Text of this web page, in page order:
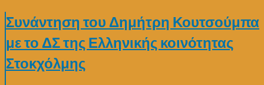
Συνάντηση του Δημήτρη Κουτσούμπα
με το ΔΣ της Ελληνικής κοινότητας
Στοκχόλμης